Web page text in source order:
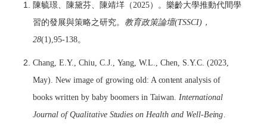
陳毓璟、陳黛芬、陳靖垟（2025）。樂齡大學推動代間學
習的發展與策略之研究。 教育政策論壇(TSSCI)，
28(1),95-138。
Chang, E.Y., Chiu, C.J., Yang,W.L., Chen, S.Y.C. (2023,
May). New image of growing old: A contentanalysis of
books written by baby boomers in Taiwan.International
Journal of Qualitative Studies onHealth and Well-Being.